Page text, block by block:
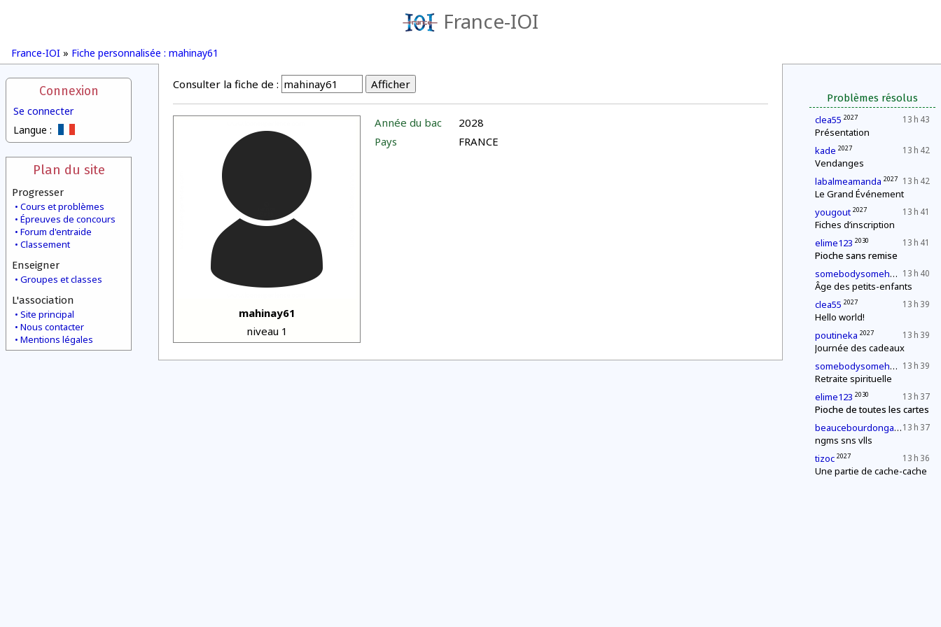
France-IOI
France-IOI » Fiche personnalisée : mahinay61
Connexion
Se connecter
Langue :
Plan du site
Progresser
Cours et problèmes
Épreuves de concours
Forum d'entraide
Classement
Enseigner
Groupes et classes
L'association
Site principal
Nous contacter
Mentions légales
Problèmes résolus
13 h 43
clea55 2027
Présentation
13 h 42
kade 2027
Vendanges
13 h 42
labalmeamanda 2027
Le Grand Événement
13 h 41
yougout 2027
Fiches d’inscription
13 h 41
elime123 2030
Pioche sans remise
13 h 40
somebodysomehow1 2027
Âge des petits-enfants
13 h 39
clea55 2027
Hello world!
13 h 39
poutineka 2027
Journée des cadeaux
13 h 39
somebodysomehow1 2027
Retraite spirituelle
13 h 37
elime123 2030
Pioche de toutes les cartes
13 h 37
beaucebourdongabriel 2027
ngms sns vlls
13 h 36
tizoc 2027
Une partie de cache-cache
Consulter la fiche de :
mahinay61
niveau 1
Année du bac
2028
Pays
FRANCE